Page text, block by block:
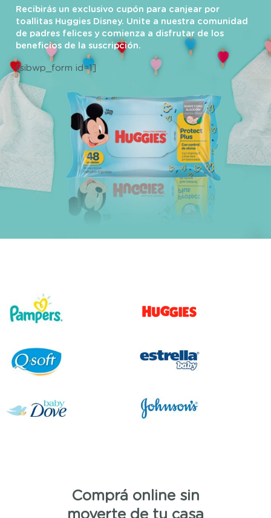
Recibirás un exclusivo cupón para canjear por
toallitas Huggies Disney. Unite a nuestra comunidad
de padres felices y comienza a disfrutar de los
beneficios de la suscripción.
[sibwp_form id=1]
Comprá online sin